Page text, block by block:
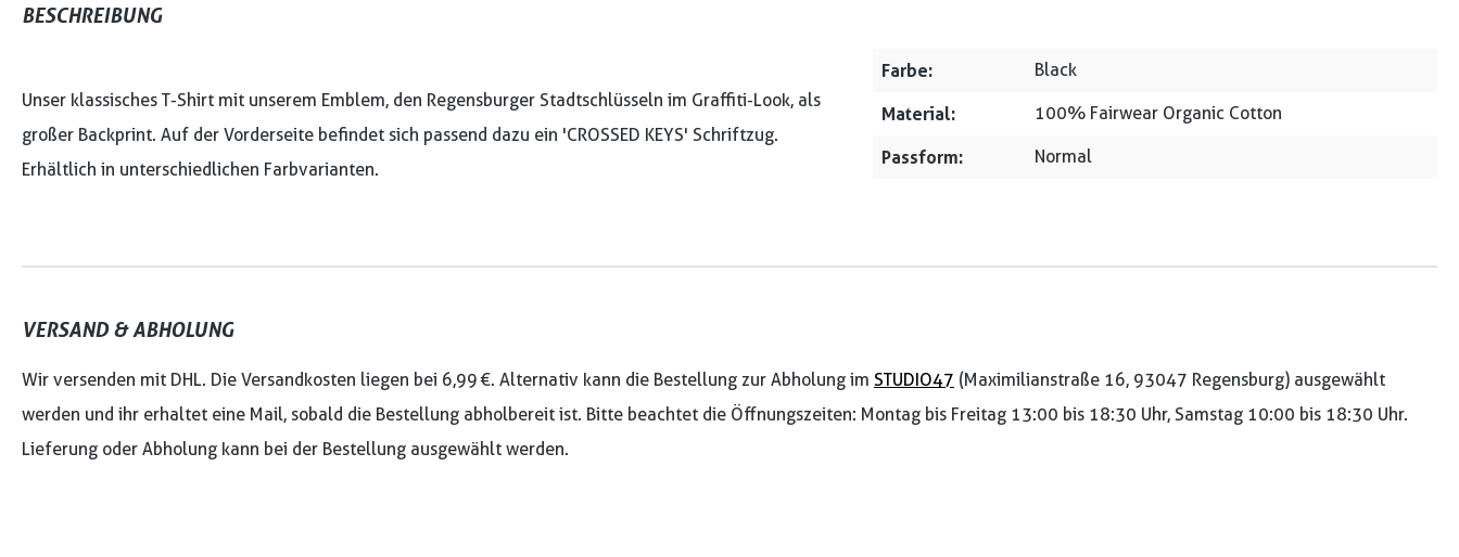
BESCHREIBUNG
Unser klassisches T-Shirt mit unserem Emblem, den Regensburger Stadtschlüsseln im Graffiti-Look, als
großer Backprint. Auf der Vorderseite befindet sich passend dazu ein 'CROSSED KEYS' Schriftzug.
Erhältlich in unterschiedlichen Farbvarianten.
Farbe: Black
Material: 100% Fairwear Organic Cotton
Passform: Normal
VERSAND & ABHOLUNG
Wir versenden mit DHL. Die Versandkosten liegen bei 6,99 €. Alternativ kann die Bestellung zur Abholung im STUDIO47 (Maximilianstraße 16, 93047 Regensburg) ausgewählt
werden und ihr erhaltet eine Mail, sobald die Bestellung abholbereit ist. Bitte beachtet die Öffnungszeiten: Montag bis Freitag 13:00 bis 18:30 Uhr, Samstag 10:00 bis 18:30 Uhr.
Lieferung oder Abholung kann bei der Bestellung ausgewählt werden.